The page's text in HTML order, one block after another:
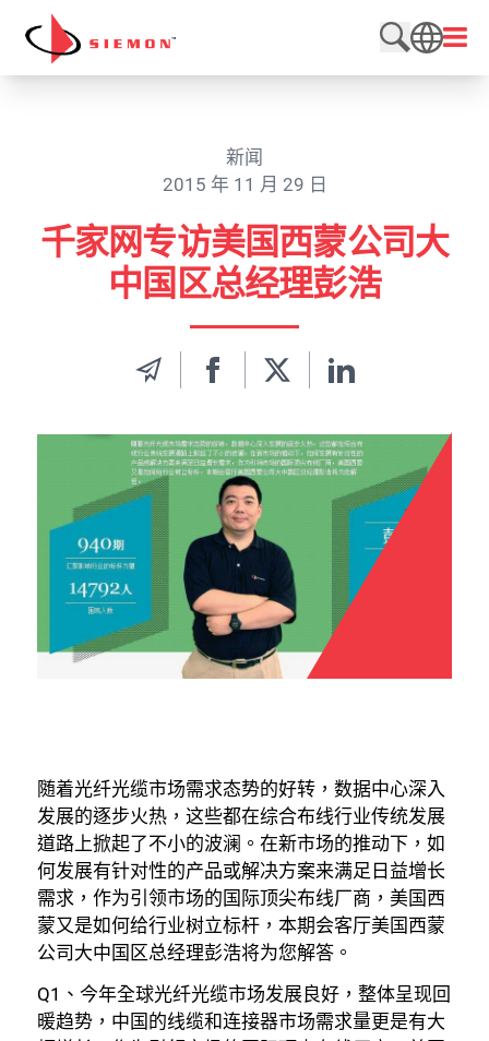
跳至内容
搜索网站
打开
SEARCH
新闻
2015 年 11 月 29 日
千家网专访美国西蒙公司大
中国区总经理彭浩
随着光纤光缆市场需求态势的好转，数据中心深入
发展的逐步火热，这些都在综合布线行业传统发展
道路上掀起了不小的波澜。在新市场的推动下，如
何发展有针对性的产品或解决方案来满足日益增长
需求，作为引领市场的国际顶尖布线厂商，美国西
蒙又是如何给行业树立标杆，本期会客厅美国西蒙
公司大中国区总经理彭浩将为您解答。
Q1、今年全球光纤光缆市场发展良好，整体呈现回
暖趋势，中国的线缆和连接器市场需求量更是有大